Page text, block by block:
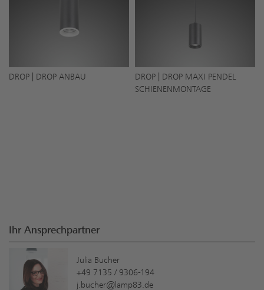
DROP | DROP ANBAU
DROP | DROP MAXI PENDEL
SCHIENENMONTAGE
Ihr Ansprechpartner
Julia Bucher
+49 7135 / 9306-194
j.bucher@lamp83.de